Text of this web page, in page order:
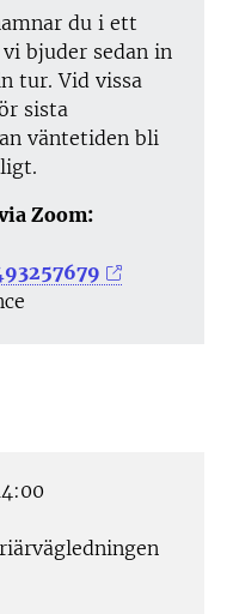
du i ett
bjuder sedan in
tur. Vid vissa
sista
väntetiden bli
Zoom: